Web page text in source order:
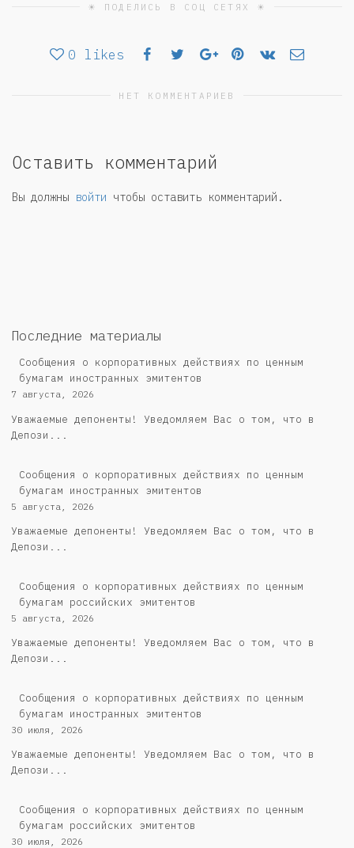
☀ ПОДЕЛИСЬ В СОЦ СЕТЯХ ☀
0 likes
НЕТ КОММЕНТАРИЕВ
Оставить комментарий
Вы должны войти чтобы оставить комментарий.
Последние материалы
Сообщения о корпоративных действиях по ценным
бумагам иностранных эмитентов
7 августа, 2026
Уважаемые депоненты! Уведомляем Вас о том, что в
Депози...
Сообщения о корпоративных действиях по ценным
бумагам иностранных эмитентов
5 августа, 2026
Уважаемые депоненты! Уведомляем Вас о том, что в
Депози...
Cообщения о корпоративных действиях по ценным
бумагам российских эмитентов
5 августа, 2026
Уважаемые депоненты! Уведомляем Вас о том, что в
Депози...
Сообщения о корпоративных действиях по ценным
бумагам иностранных эмитентов
30 июля, 2026
Уважаемые депоненты! Уведомляем Вас о том, что в
Депози...
Cообщения о корпоративных действиях по ценным
бумагам российских эмитентов
30 июля, 2026